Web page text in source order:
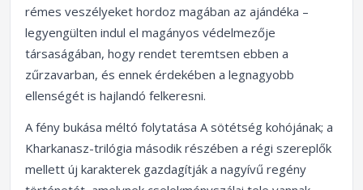
rémes veszélyeket hordoz magában az ajándéka –
legyengülten indul el magányos védelmezője
társaságában, hogy rendet teremtsen ebben a
zűrzavarban, és ennek érdekében a legnagyobb
ellenségét is hajlandó felkeresni.
A fény bukása méltó folytatása A sötétség kohójának; a
Kharkanasz-trilógia második részében a régi szereplők
mellett új karakterek gazdagítják a nagy­ívű regény